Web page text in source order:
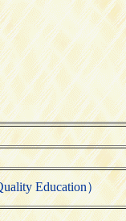
Education）